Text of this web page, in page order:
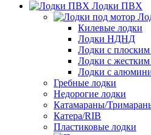
Лодки ПВХ
Килевые лодки
Лодки НДНД
Лодки с
Лодки с
Лодки с
Гребные лодки
Недорогие лодки
Катамараны/
Катера/RIB
Пластиковые лодки